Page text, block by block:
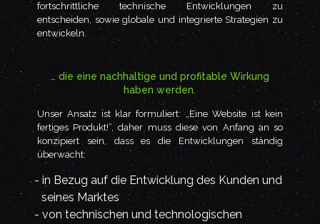
fortschrittliche technische Entwicklungen zu
entscheiden, sowie globale und integrierte Strategien zu
entwickeln.
… die eine nachhaltige und profitable Wirkung
haben werden.
Unser Ansatz ist klar formuliert: „Eine Website ist kein
fertiges Produkt!”, daher muss diese von Anfang an so
konzipiert sein, dass es die Entwicklungen ständig
überwacht:
in Bezug auf die Entwicklung des Kunden und
seines Marktes
von technischen und technologischen